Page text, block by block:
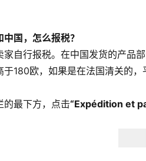
国，怎么报税？
自行报税。在中国发货的产品
180欧，如果是在法国清关的，
的最下方，点击“Expédition et